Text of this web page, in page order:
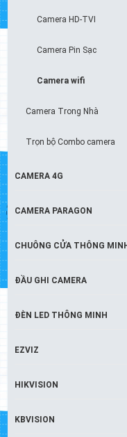
Camera HD-TVI
Camera Pin Sạc
Camera wifi
Camera Trong Nhà
Trọn bộ Combo camera
CAMERA 4G
CAMERA PARAGON
CHUÔNG CỬA THÔNG
ĐẦU GHI CAMERA
ĐÈN LED THÔNG MINH
EZVIZ
HIKVISION
KBVISION